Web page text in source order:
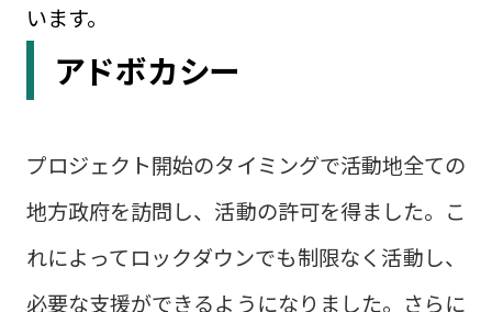
います。
アドボカシー
プロジェクト開始のタイミングで活動地全ての
地方政府を訪問し、活動の許可を得ました。こ
れによってロックダウンでも制限なく活動し、
必要な支援ができるようになりました。さらに